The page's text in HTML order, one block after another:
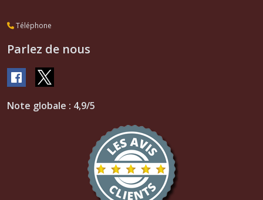
Téléphone
Parlez de nous
Note globale : 4,9/5